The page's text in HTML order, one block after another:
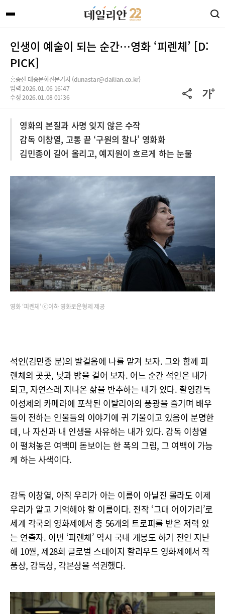
인생이 예술이 되는 순간…영화 ‘피렌체’ [D:
PICK]
홍종선 대중문화전문기자 (dunastar@dailian.co.kr)
입력 2026.01.06 16:47
수정 2026.01.08 01:36
영화의 본질과 사명 잊지 않은 수작
감독 이창열, 고통 끝 ‘구원의 찰나’ 영화화
김민종이 길어 올리고, 예지원이 흐르게 하는 눈물
영화 ‘피렌체’ ⓒ이하 영화로운형제 제공
석인(김민종 분)의 발걸음에 나를 맡겨 보자. 그와 함께 피
렌체의 곳곳, 낮과 밤을 걸어 보자. 어느 순간 석인은 내가
되고, 자연스레 지나온 삶을 반추하는 내가 있다. 촬영감독
이성제의 카메라에 포착된 이탈리아의 풍광을 즐기며 배우
들이 전하는 인물들의 이야기에 귀 기울이고 있음이 분명한
데, 나 자신과 내 인생을 사유하는 내가 있다. 감독 이창열
이 펼쳐놓은 여백미 돋보이는 한 폭의 그림, 그 여백이 가능
케 하는 사색이다.
감독 이창열, 아직 우리가 아는 이름이 아닐진 몰라도 이제
우리가 알고 기억해야 할 이름이다. 전작 ‘그대 어이가리’로
세계 각국의 영화제에서 총 56개의 트로피를 받은 저력 있
는 연출자. 이번 ‘피렌체’ 역시 국내 개봉도 하기 전인 지난
해 10월, 제28회 글로벌 스테이지 할리우드 영화제에서 작
품상, 감독상, 각본상을 석권했다.